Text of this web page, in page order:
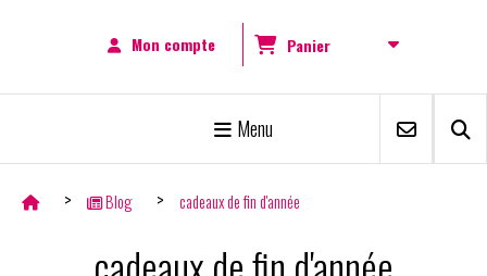
Mon compte Panier
Menu
Blog cadeaux de fin d'année